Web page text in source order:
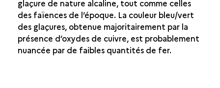
glaçure de nature alcaline, tout comme celles
des faïences de l’époque. La couleur bleu/vert
des glaçures, obtenue majoritairement par la
présence d’oxydes de cuivre, est probablement
nuancée par de faibles quantités de fer.